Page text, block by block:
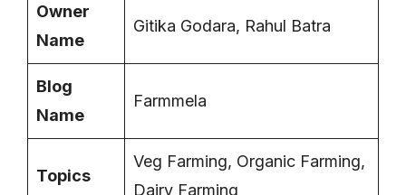
Owner
Name
Gitika Godara, Rahul Batra
Blog
Name
Farmmela
Topics
Veg Farming, Organic Farming,
Dairy Farming